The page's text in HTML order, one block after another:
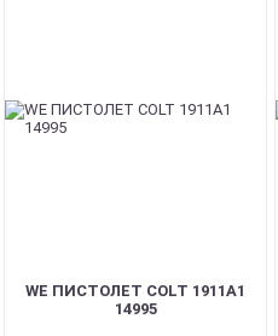
WE ПИСТОЛЕТ COLT 1911A1
14995